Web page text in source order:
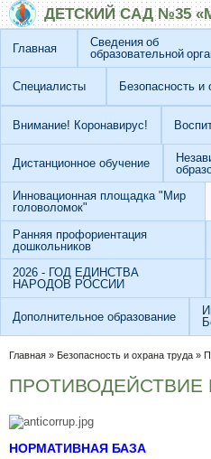
Перейти к основному содержанию
Skip to searchДЕТСКИЙ САД №35
Главная
Сведения об
образовательной
Специалисты Безопасность и
Внимание! Коронавирус!
Дистанционное обучение
Инновационная площадка "Мир
головоломок"
Ранняя профориентация
дошкольников
2026 - ГОД ЕДИНСТВА
НАРОДОВ РОССИИ
Дополнительное образование
Вы здесь
Главная » Безопасность и охрана труда »
ПРОТИВОДЕЙСТВИЕ
НОРМАТИВНАЯ БАЗА